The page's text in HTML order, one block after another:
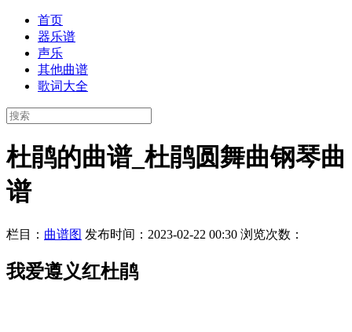
首页
器乐谱
声乐
其他曲谱
歌词大全
杜鹃的曲谱_杜鹃圆舞曲钢琴曲
谱
栏目： 曲谱图 发布时间：2023-02-22 00:30 浏览次数：
我爱遵义红杜鹃